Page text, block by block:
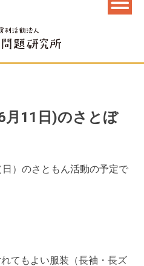
月11日)のさとぼ
）のさともん活動の予定で
てもよい服装（長袖・長ズ